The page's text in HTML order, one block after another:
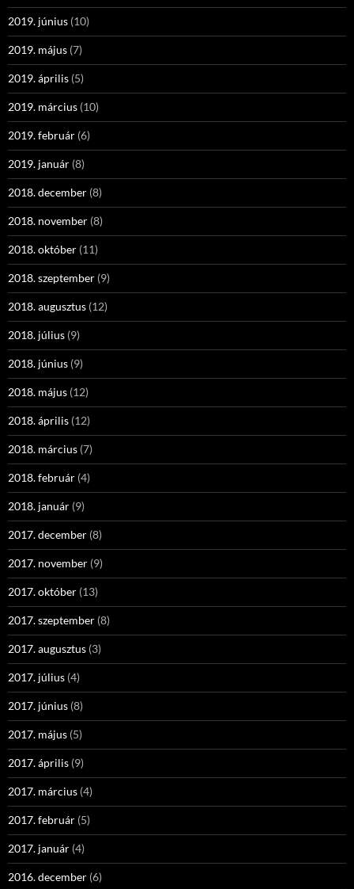
2019. június (10)
2019. május (7)
2019. április (5)
2019. március (10)
2019. február (6)
2019. január (8)
2018. december (8)
2018. november (8)
2018. október (11)
2018. szeptember (9)
2018. augusztus (12)
2018. július (9)
2018. június (9)
2018. május (12)
2018. április (12)
2018. március (7)
2018. február (4)
2018. január (9)
2017. december (8)
2017. november (9)
2017. október (13)
2017. szeptember (8)
2017. augusztus (3)
2017. július (4)
2017. június (8)
2017. május (5)
2017. április (9)
2017. március (4)
2017. február (5)
2017. január (4)
2016. december (6)